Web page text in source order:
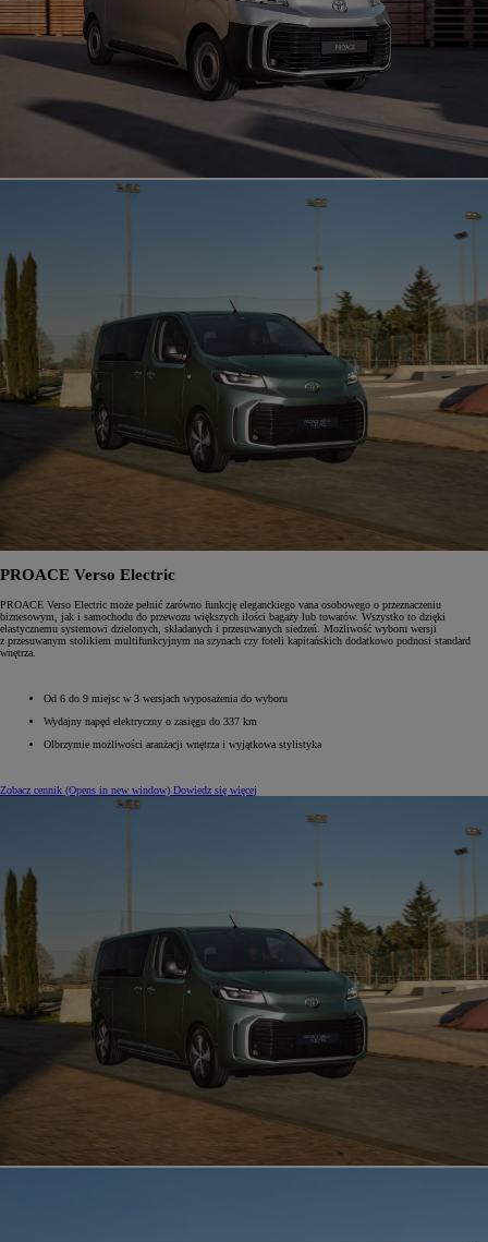
PROACE Verso Electric
PROACE Verso Electric może pełnić zarówno funkcję eleganckiego vana osobowego o przeznaczeniu
biznesowym, jak i samochodu do przewozu większych ilości bagaży lub towarów. Wszystko to dzięki
elastycznemu systemowi dzielonych, składanych i przesuwanych siedzeń. Możliwość wyboru wersji
z przesuwanym stolikiem multifunkcyjnym na szynach czy foteli kapitańskich dodatkowo podnosi standard
wnętrza.
Od 6 do 9 miejsc w 3 wersjach wyposażenia do wyboru
Wydajny napęd elektryczny o zasięgu do 337 km
Olbrzymie możliwości aranżacji wnętrza i wyjątkowa stylistyka
Zobacz cennik (Opens in new window) Dowiedz się więcej